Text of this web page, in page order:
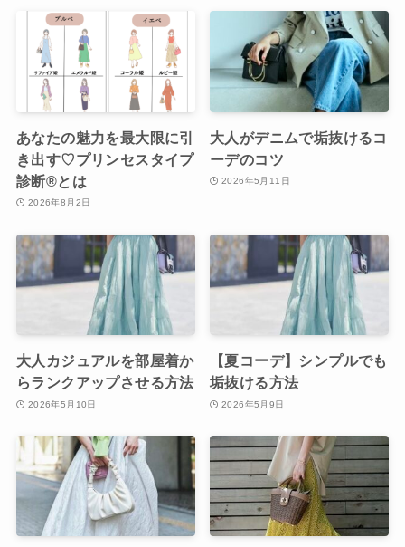
あなたの魅力を最大限に引
き出す♡プリンセスタイプ
診断®︎とは
2026年8月2日
大人がデニムで垢抜けるコ
ーデのコツ
2026年5月11日
大人カジュアルを部屋着か
らランクアップさせる方法
2026年5月10日
【夏コーデ】シンプルでも
垢抜ける方法
2026年5月9日